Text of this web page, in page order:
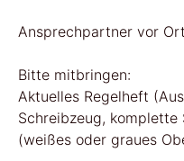
Ansprechpartner vor
Bitte mitbringen:
Aktuelles Regelheft
Schreibzeug,
(weißes oder graues